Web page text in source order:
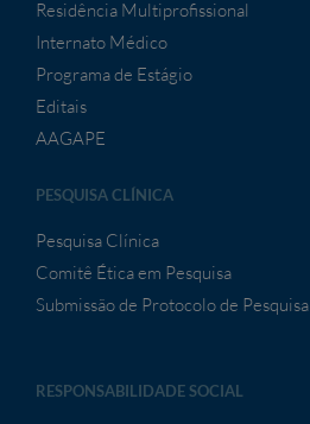
Residência Multiprofissional
Internato Médico
Programa de Estágio
Editais
AAGAPE
PESQUISA CLÍNICA
Pesquisa Clínica
Comitê Ética em Pesquisa
Submissão de Protocolo de Pesquisa
RESPONSABILIDADE SOCIAL